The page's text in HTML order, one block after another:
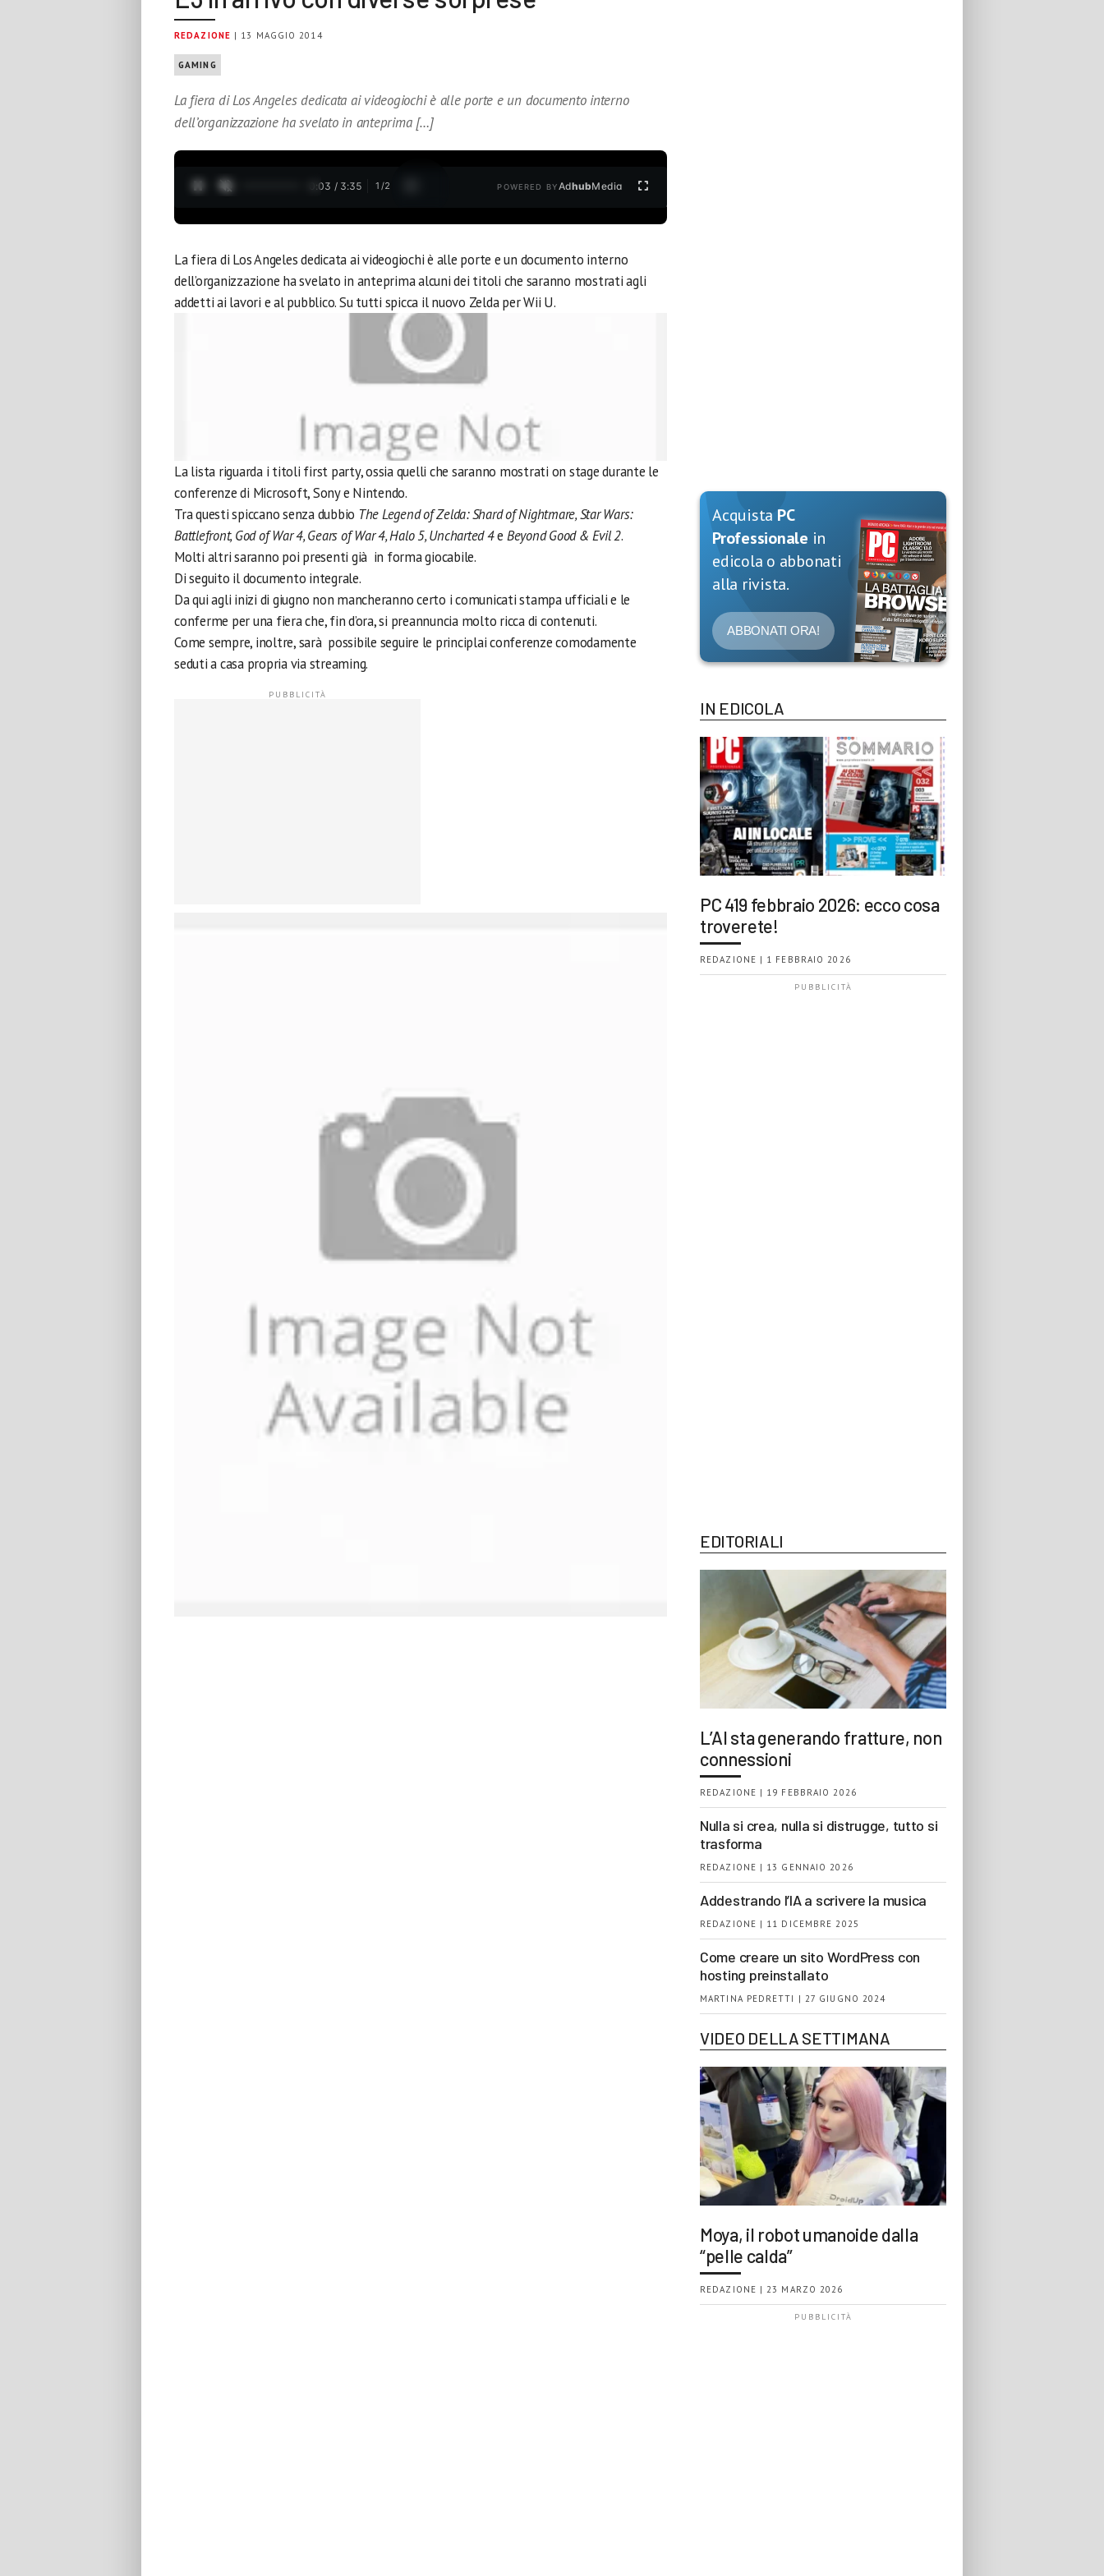
REDAZIONE | 13 MAGGIO 2014
GAMING
La fiera di Los Angeles dedicata ai videogiochi è alle porte e un documento interno
dell’organizzazione ha svelato in anteprima […]
0:04 / 3:35 1 /2 POWERED BYAdhubMedia
La fiera di Los Angeles dedicata ai videogiochi è alle porte e un documento interno
dell’organizzazione ha svelato in anteprima alcuni dei titoli che saranno mostrati agli
addetti ai lavori e al pubblico. Su tutti spicca il nuovo Zelda per Wii U.
La lista riguarda i titoli first party, ossia quelli che saranno mostrati on stage durante le
conferenze di Microsoft, Sony e Nintendo.
Tra questi spiccano senza dubbio The Legend of Zelda: Shard of Nightmare, Star Wars:
Battlefront, God of War 4, Gears of War 4, Halo 5, Uncharted 4e Beyond Good & Evil 2.
Molti altri saranno poi presenti già in forma giocabile.
Di seguito il documento integrale.
Da qui agli inizi di giugno non mancheranno certo i comunicati stampa ufficiali e le
conferme per una fiera che, fin d’ora, si preannuncia molto ricca di contenuti.
Come sempre, inoltre, sarà possibile seguire le principlai conferenze comodamente
seduti a casa propria via streaming.
Acquista PC
Professionale in
edicola o abbonati
alla rivista.
ABBONATI ORA!
IN EDICOLA
PC 419 febbraio 2026: ecco cosa
troverete!
REDAZIONE | 1 FEBBRAIO 2026
EDITORIALI
L’AI sta generando fratture, non
connessioni
REDAZIONE | 19 FEBBRAIO 2026
Nulla si crea, nulla si distrugge, tutto si
trasforma
REDAZIONE | 13 GENNAIO 2026
Addestrando l’IA a scrivere la musica
REDAZIONE | 11 DICEMBRE 2025
Come creare un sito WordPress con
hosting preinstallato
MARTINA PEDRETTI | 27 GIUGNO 2024
VIDEO DELLA SETTIMANA
Moya, il robot umanoide dalla
“pelle calda”
REDAZIONE | 23 MARZO 2026